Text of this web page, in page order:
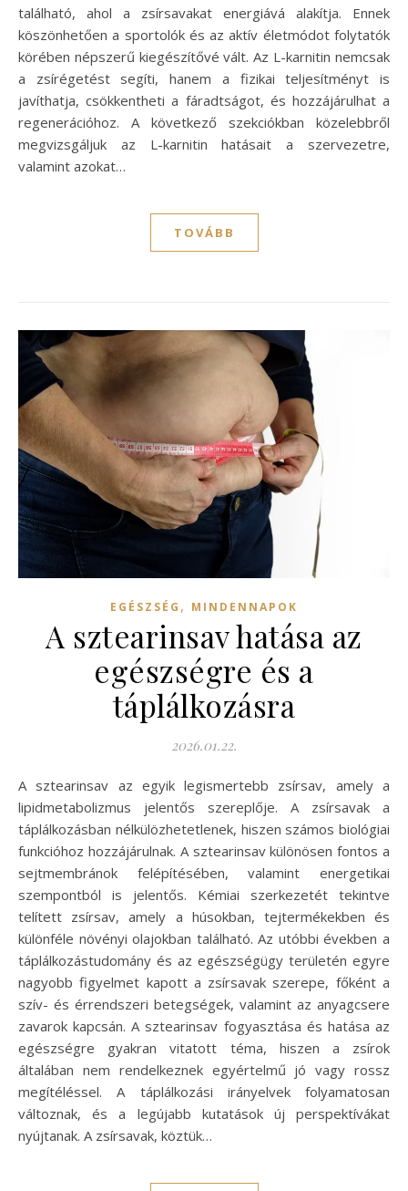
található, ahol a zsírsavakat energiává alakítja. Ennek
köszönhetően a sportolók és az aktív életmódot folytatók
körében népszerű kiegészítővé vált. Az L-karnitin nemcsak
a zsírégetést segíti, hanem a fizikai teljesítményt is
javíthatja, csökkentheti a fáradtságot, és hozzájárulhat a
regenerációhoz. A következő szekciókban közelebbről
megvizsgáljuk az L-karnitin hatásait a szervezetre,
valamint azokat…
TOVÁBB
EGÉSZSÉG , MINDENNAPOK
A sztearinsav hatása az
egészségre és a
táplálkozásra
2026.01.22.
A sztearinsav az egyik legismertebb zsírsav, amely a
lipidmetabolizmus jelentős szereplője. A zsírsavak a
táplálkozásban nélkülözhetetlenek, hiszen számos biológiai
funkcióhoz hozzájárulnak. A sztearinsav különösen fontos a
sejtmembránok felépítésében, valamint energetikai
szempontból is jelentős. Kémiai szerkezetét tekintve
telített zsírsav, amely a húsokban, tejtermékekben és
különféle növényi olajokban található. Az utóbbi években a
táplálkozástudomány és az egészségügy területén egyre
nagyobb figyelmet kapott a zsírsavak szerepe, főként a
szív- és érrendszeri betegségek, valamint az anyagcsere
zavarok kapcsán. A sztearinsav fogyasztása és hatása az
egészségre gyakran vitatott téma, hiszen a zsírok
általában nem rendelkeznek egyértelmű jó vagy rossz
megítéléssel. A táplálkozási irányelvek folyamatosan
változnak, és a legújabb kutatások új perspektívákat
nyújtanak. A zsírsavak, köztük…